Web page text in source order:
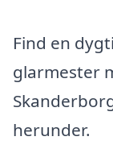
Find en
glarmester
herunder.